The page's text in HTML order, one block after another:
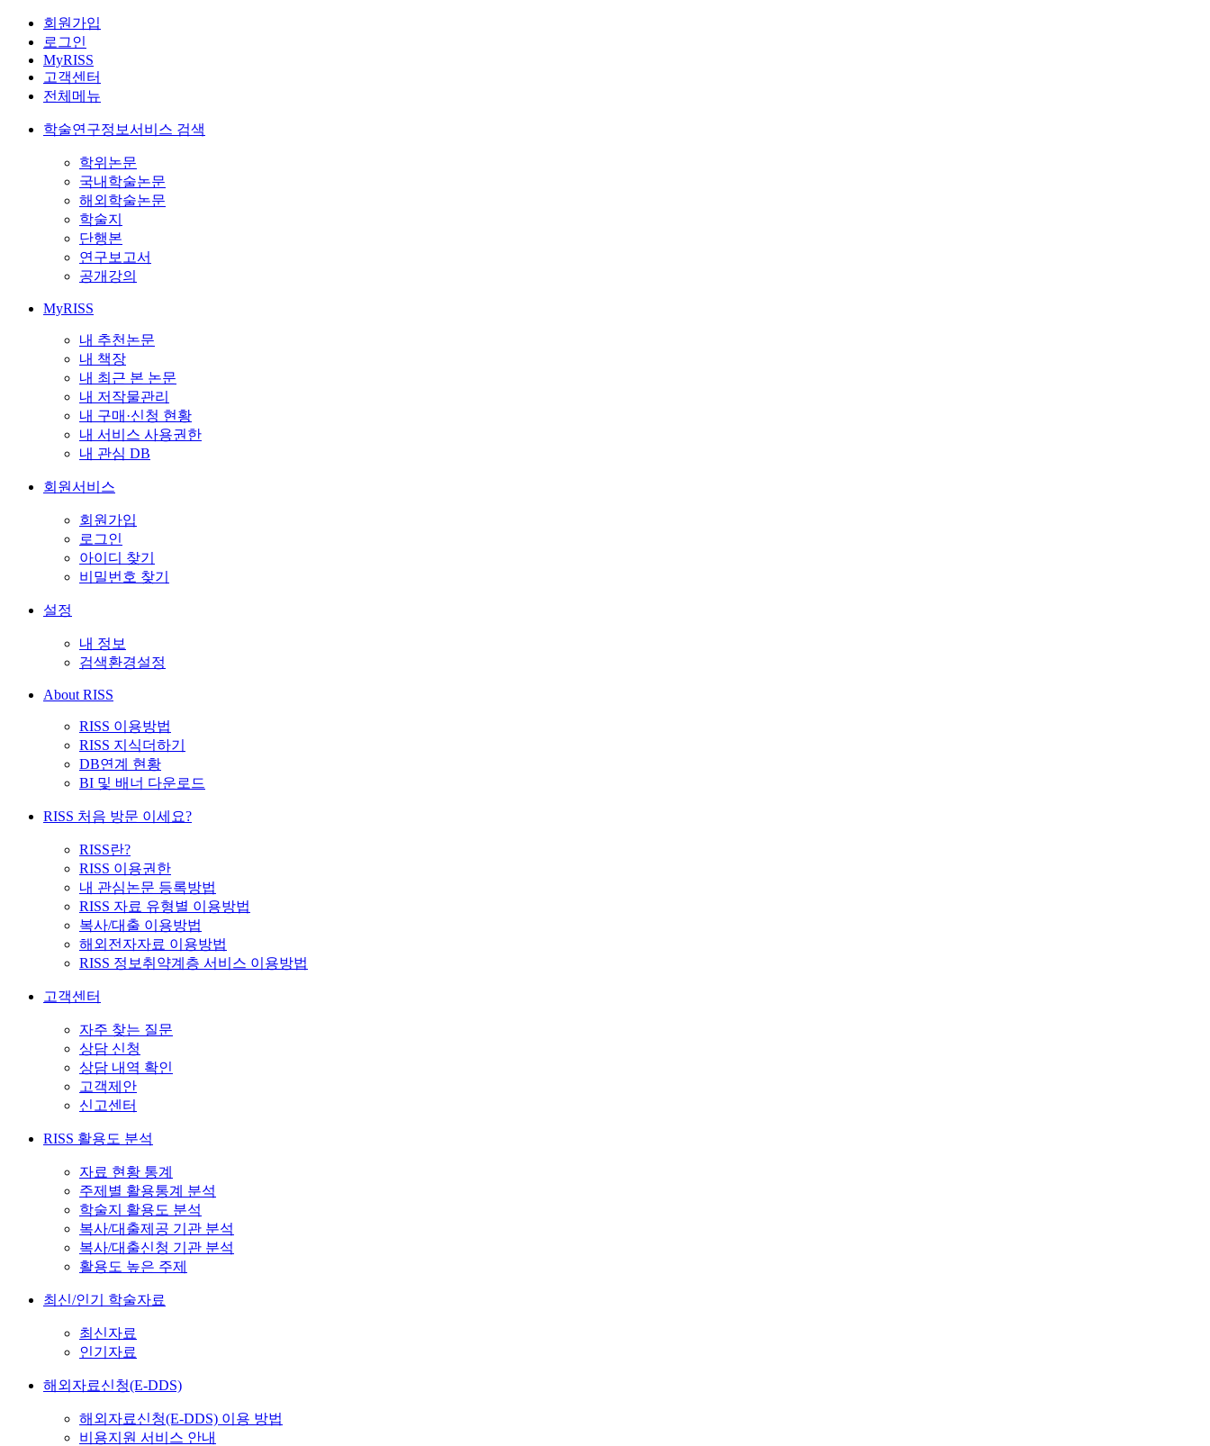
회원가입
로그인
MyRISS
고객센터
전체메뉴
학술연구정보서비스 검색
학위논문
국내학술논문
해외학술논문
학술지
단행본
연구보고서
공개강의
MyRISS
내 추천논문
내 책장
내 최근 본 논문
내 저작물관리
내 구매·신청 현황
내 서비스 사용권한
내 관심 DB
회원서비스
회원가입
로그인
아이디 찾기
비밀번호 찾기
설정
내 정보
검색환경설정
About RISS
RISS 이용방법
RISS 지식더하기
DB연계 현황
BI 및 배너 다운로드
RISS 처음 방문 이세요?
RISS란?
RISS 이용권한
내 관심논문 등록방법
RISS 자료 유형별 이용방법
복사/대출 이용방법
해외전자자료 이용방법
RISS 정보취약계층 서비스 이용방법
고객센터
자주 찾는 질문
상담 신청
상담 내역 확인
고객제안
신고센터
RISS 활용도 분석
자료 현황 통계
주제별 활용통계 분석
학술지 활용도 분석
복사/대출제공 기관 분석
복사/대출신청 기관 분석
활용도 높은 주제
최신/인기 학술자료
최신자료
인기자료
해외자료신청(E-DDS)
해외자료신청(E-DDS) 이용 방법
비용지원 서비스 안내